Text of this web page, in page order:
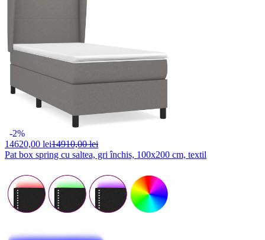
-2%
14620,00 lei14910,00 lei
Pat box spring cu saltea, gri închis, 100x200 cm, textil